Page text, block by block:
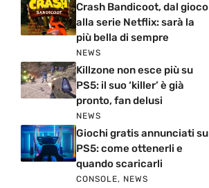
Crash Bandicoot, dal gioco
alla serie Netflix: sarà la
più bella di sempre
NEWS
Killzone non esce più su
PS5: il suo ‘killer’ è già
pronto, fan delusi
NEWS
Giochi gratis annunciati su
PS5: come ottenerli e
quando scaricarli
CONSOLE, NEWS